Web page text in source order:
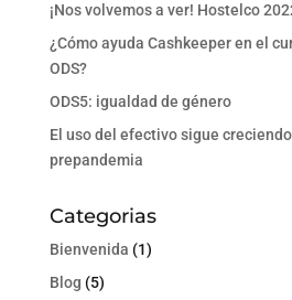
¡Nos volvemos a ver! Hostelco
¿Cómo ayuda Cashkeeper en el
ODS?
ODS5: igualdad de género
El uso del efectivo sigue
prepandemia
Categorias
Bienvenida (1)
Blog (5)